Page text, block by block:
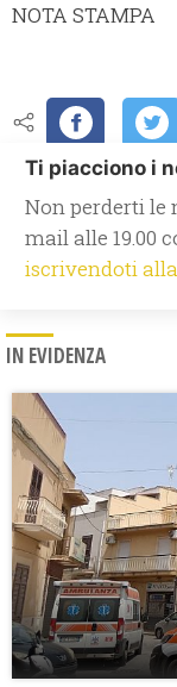
NOTA STAMPA
Ti piacciono i
Non perderti le
mail alle 19.00
iscrivendoti
IN EVIDENZA